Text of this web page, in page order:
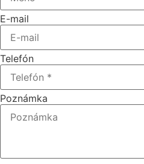
E-mail
Telefón
Poznámka